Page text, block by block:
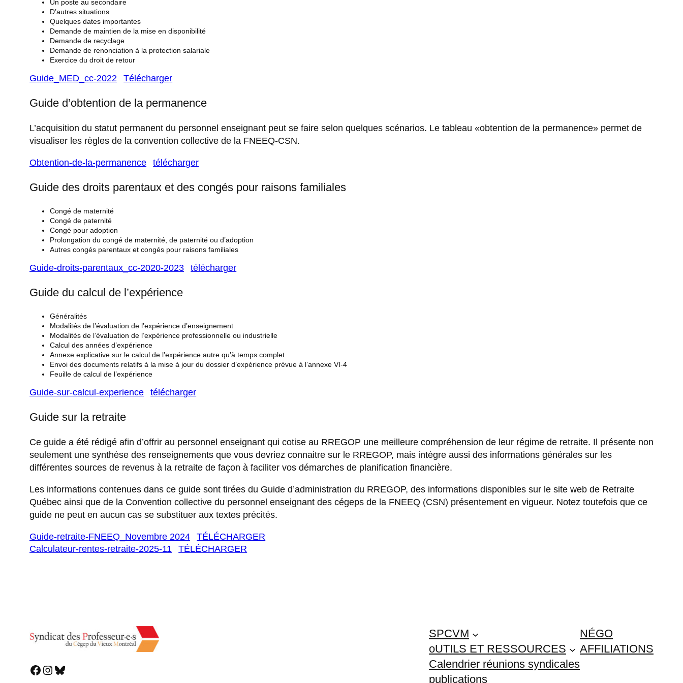
Un poste au secondaire
D’autres situations
Quelques dates importantes
Demande de maintien de la mise en disponibilité
Demande de recyclage
Demande de renonciation à la protection salariale
Exercice du droit de retour
Guide_MED_cc-2022 Télécharger
Guide d’obtention de la permanence
L’acquisition du statut permanent du personnel enseignant peut se faire selon quelques scénarios. Le tableau «obtention de la permanence» permet de
visualiser les règles de la convention collective de la FNEEQ-CSN.
Obtention-de-la-permanence télécharger
Guide des droits parentaux et des congés pour raisons familiales
Congé de maternité
Congé de paternité
Congé pour adoption
Prolongation du congé de maternité, de paternité ou d’adoption
Autres congés parentaux et congés pour raisons familiales
Guide-droits-parentaux_cc-2020-2023 télécharger
Guide du calcul de l’expérience
Généralités
Modalités de l’évaluation de l’expérience d’enseignement
Modalités de l’évaluation de l’expérience professionnelle ou industrielle
Calcul des années d’expérience
Annexe explicative sur le calcul de l’expérience autre qu’à temps complet
Envoi des documents relatifs à la mise à jour du dossier d’expérience prévue à l’annexe VI-4
Feuille de calcul de l’expérience
Guide-sur-calcul-experience télécharger
Guide sur la retraite
Ce guide a été rédigé afin d’offrir au personnel enseignant qui cotise au RREGOP une meilleure compréhension de leur régime de retraite. Il présente non
seulement une synthèse des renseignements que vous devriez connaitre sur le RREGOP, mais intègre aussi des informations générales sur les
différentes sources de revenus à la retraite de façon à faciliter vos démarches de planification financière.
Les informations contenues dans ce guide sont tirées du Guide d’administration du RREGOP, des informations disponibles sur le site web de Retraite
Québec ainsi que de la Convention collective du personnel enseignant des cégeps de la FNEEQ (CSN) présentement en vigueur. Notez toutefois que ce
guide ne peut en aucun cas se substituer aux textes précités.
Guide-retraite-FNEEQ_Novembre 2024
TÉLÉCHARGER
Calculateur-rentes-retraite-2025-11
TÉLÉCHARGER
Facebook Instagram Bluesky
SPCVM
oUTILS ET RESSOURCES
Calendrier réunions syndicales
publications
NÉGO
AFFILIATIONS